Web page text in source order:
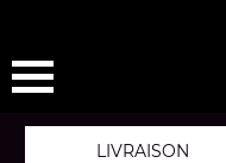
LIVRAISON